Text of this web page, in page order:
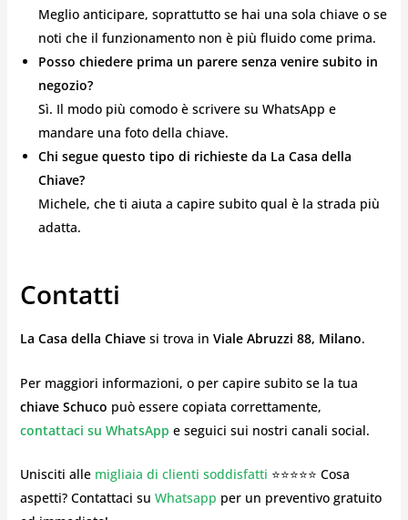
Meglio anticipare, soprattutto se hai una sola chiave o se
noti che il funzionamento non è più fluido come prima.
Posso chiedere prima un parere senza venire subito in
negozio?
Sì. Il modo più comodo è scrivere su WhatsApp e
mandare una foto della chiave.
Chi segue questo tipo di richieste da La Casa della
Chiave?
Michele, che ti aiuta a capire subito qual è la strada più
adatta.
Contatti
La Casa della Chiavesi trova in Viale Abruzzi 88, Milano.
Per maggiori informazioni, o per capire subito se la tua
chiave Schuco può essere copiata correttamente,
contattaci su WhatsApp e seguici sui nostri canali social.
Unisciti alle migliaia di clienti soddisfatti ⭐⭐⭐⭐⭐ Cosa
aspetti? Contattaci su Whatsapp per un preventivo gratuito